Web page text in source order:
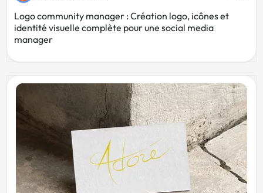
Logo community manager : Création logo, icônes et
identité visuelle complète pour une social media
manager